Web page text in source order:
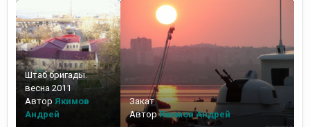
Штаб бригады.
весна 2011
Автор Якимов
Андрей
Закат
АвторЯкимов Андрей